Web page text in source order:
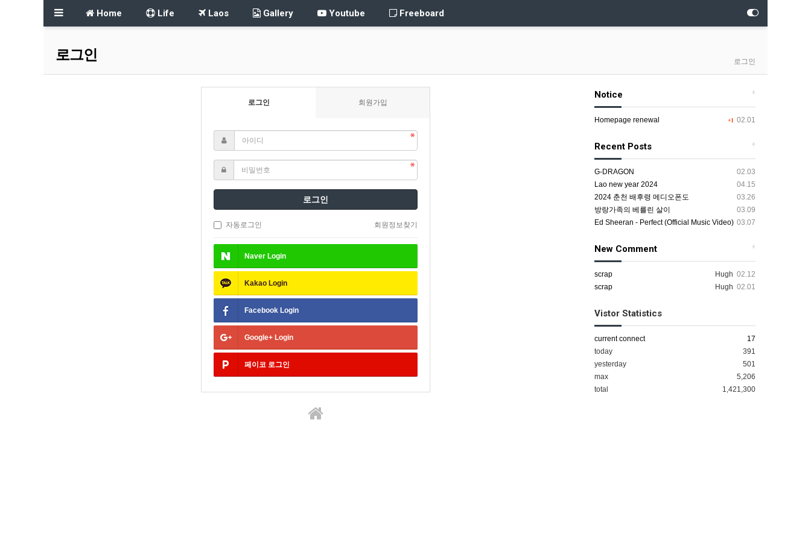
Home Life Laos Gallery Youtube Freeboard
로그인 로그인
로그인 회원가입
로그인
자동로그인 회원정보찾기
Naver Login
Kakao Login
Facebook Login
Google+ Login
페이코 로그인
+
Notice
+1 02.01
Homepage renewal
+
Recent Posts
02.03
G-DRAGON
04.15
Lao new year 2024
03.26
2024 춘천 배후령 메디오폰도
03.09
방랑가족의 베를린 살이
03.07
Ed Sheeran - Perfect (Official Music Video)
+
New Comment
Hugh 02.12
scrap
Hugh 02.01
scrap
Vistor Statistics
current connect
17
today
391
yesterday
501
max
5,206
total
1,421,300